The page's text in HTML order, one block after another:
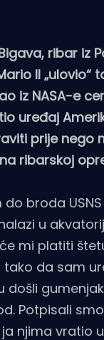
ribar iz
II „ulovio“
iz NASA-e
uređaj
prije nego
ribarskoj
broda USNS
u
mi platiti
tako da sam
došli
Potpisali
njima vratio